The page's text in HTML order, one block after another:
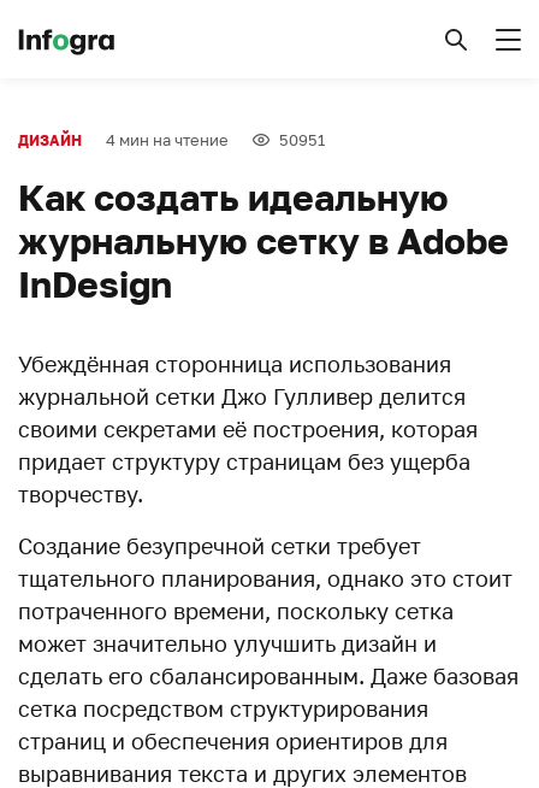
ДИЗАЙН 4 мин на чтение 50951
Как создать идеальную
журнальную сетку в Adobe
InDesign
Убеждённая сторонница использования
журнальной сетки Джо Гулливер делится
своими секретами её построения, которая
придает структуру страницам без ущерба
творчеству.
Создание безупречной сетки требует
тщательного планирования, однако это стоит
потраченного времени, поскольку сетка
может значительно улучшить дизайн и
сделать его сбалансированным. Даже базовая
сетка посредством структурирования
страниц и обеспечения ориентиров для
выравнивания текста и других элементов